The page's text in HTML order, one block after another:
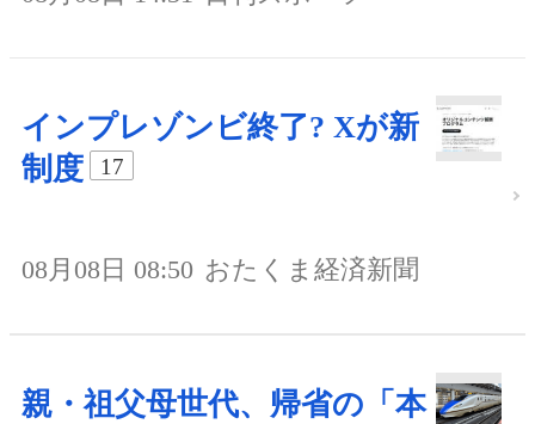
インプレゾンビ終了? Xが新
制度
17
08月08日 08:50 おたくま経済新聞
親・祖父母世代、帰省の「本